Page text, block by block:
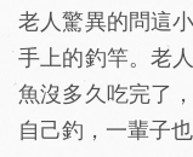
老人驚異的問這
手上的釣竿。老
魚沒多久吃完了
自己釣，一輩子也